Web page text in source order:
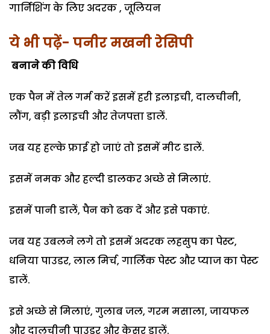
गार्निशिंग के लिए अदरक , जूलियन
ये भी पढ़ें- पनीर मखनी रेसिपी
बनाने की वि​धि
एक पैन में तेल गर्म करें इसमें हरी इलाइची, दालचीनी,
लौंग, बड़ी इलाइची और तेजपत्ता डालें.
जब यह हल्के फ्राई हो जाएं तो इसमें मीट डालें.
इसमें नमक और हल्दी डालकर अच्छे से मिलाएं.
इसमें पानी डालें, पैन को ढक दें और इसे पकाएं.
जब यह उबलने लगे तो इसमें अदरक लहसुप का पेस्ट,
धनिया पाउडर, लाल मिर्च, गार्लिक पेस्ट और प्याज का पेस्ट
डालें.
इसे अच्छे से मिलाएं, गुलाब जल, गरम मसाला, जायफल
और दालचीनी पाउडर और केसर डालें.